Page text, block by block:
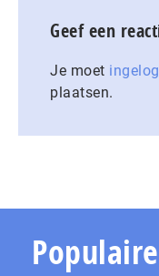
Geef een
Je moet
plaatsen.